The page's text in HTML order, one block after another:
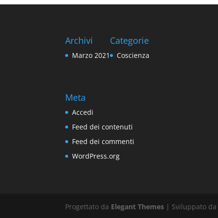
Archivi
Marzo 2021
Categorie
Coscienza
Meta
Accedi
Feed dei contenuti
Feed dei commenti
WordPress.org
Progettato da Elegant Themes | Sviluppato